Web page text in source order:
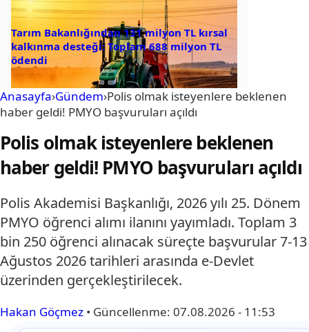
Tarım Bakanlığından 131 milyon TL kırsal
kalkınma desteği: Toplam 688 milyon TL
ödendi
Anasayfa›Gündem›Polis olmak isteyenlere beklenen
haber geldi! PMYO başvuruları açıldı
Polis olmak isteyenlere beklenen
haber geldi! PMYO başvuruları açıldı
Polis Akademisi Başkanlığı, 2026 yılı 25. Dönem
PMYO öğrenci alımı ilanını yayımladı. Toplam 3
bin 250 öğrenci alınacak süreçte başvurular 7-13
Ağustos 2026 tarihleri arasında e-Devlet
üzerinden gerçekleştirilecek.
Hakan Göçmez • Güncellenme: 07.08.2026 - 11:53